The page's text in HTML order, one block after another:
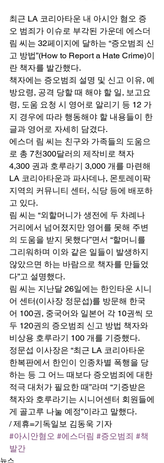
최근 LA 코리아타운 내 아시안 혐오 증
오 범죄가 이슈로 부각된 가운데 에스더
림 씨는 32페이지에 달하는 “증오범죄 신
고 방법”(How to Report a Hate Crime)이
란 책자를 발간했다.
책자에는 증오범죄 설명 및 신고 이유, 예
방요령, 공격 당할 때 해야 할 일, 보고요
령, 도움 요청 시 영어로 알리기 등 12 가
지 경우에 따라 행동해야 할 내용들이 한
글과 영어로 자세히 담겼다.
에스더 림 씨는 친구와 가족들의 도움으
로 총 7천300달러의 제작비로 책자
4,300 권과 호루라기 3,000 개를 마련해
LA 코리아타운과 파사데나, 몬토레이팍
지역의 커뮤니티 센터, 식당 등에 배포하
고 있다.
림 씨는 “외할머니가 생전에 두 차례나
거리에서 넘어졌지만 영어를 못해 주변
의 도움을 받지 못했다”면서 “할머니를
그리워하며 이와 같은 일들이 발생하지
않았으면 하는 바람으로 책자를 만들었
다”고 설명했다.
림 씨는 지난달 26일에는 한인타운 시니
어 센터(이사장 정문섭)를 방문해 한국
어 100권, 중국어와 일본어 각 10권씩 모
두 120권의 증오범죄 신고 방법 책자와
비상용 호루라기 100 개를 기증했다.
정문섭 이사장은 “최근 LA 코리아타운
한복판에서 한인이 인종차별 폭행을 당
하는 등 그 어느 때보다 증오범죄에 대한
적극 대처가 필요한 때”라며 “기증받은
책자와 호루라기는 시니어센터 회원들에
게 골고루 나눌 예정”이라고 말했다.
/ 제휴=기독일보 김동욱 기자
#아시안혐오 #에스더림 #증오범죄 #책
발간
뉴스